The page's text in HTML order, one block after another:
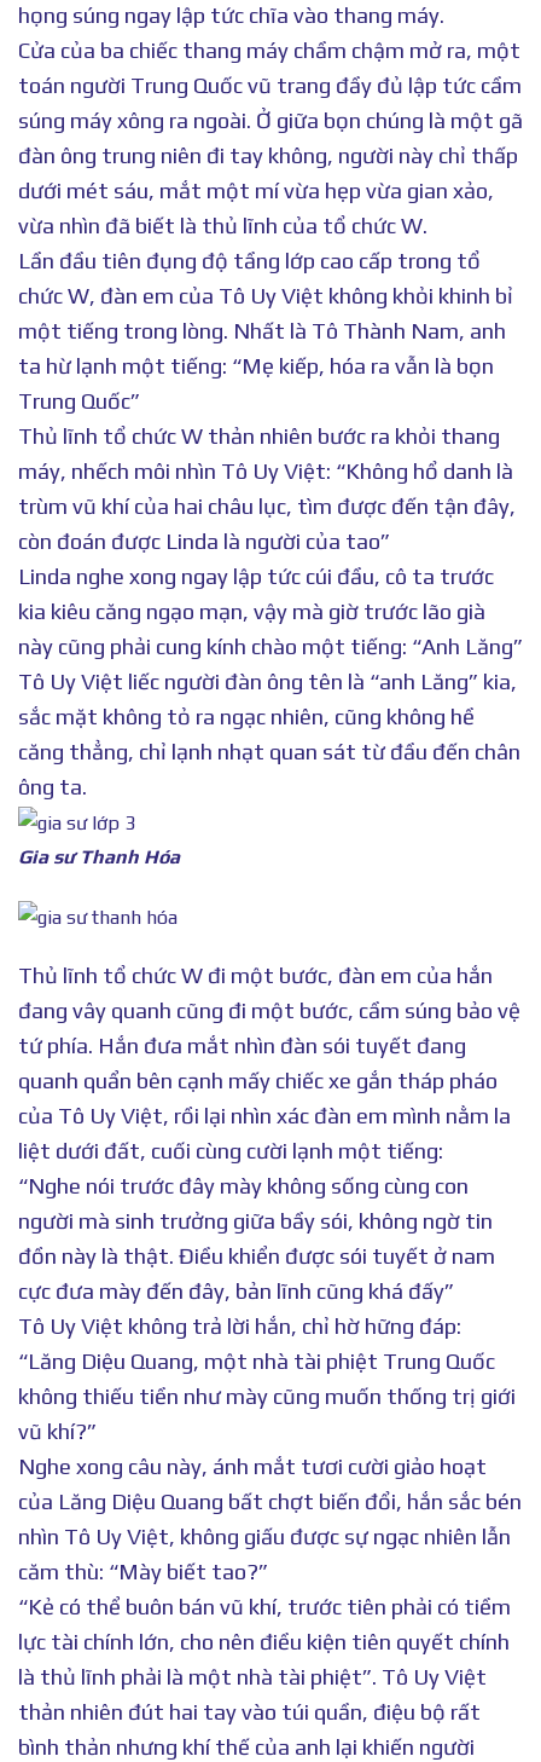
họng súng ngay lập tức chĩa vào thang máy.
Cửa của ba chiếc thang máy chầm chậm mở ra, một
toán người Trung Quốc vũ trang đầy đủ lập tức cầm
súng máy xông ra ngoài. Ở giữa bọn chúng là một gã
đàn ông trung niên đi tay không, người này chỉ thấp
dưới mét sáu, mắt một mí vừa hẹp vừa gian xảo,
vừa nhìn đã biết là thủ lĩnh của tổ chức W.
Lần đầu tiên đụng độ tầng lớp cao cấp trong tổ
chức W, đàn em của Tô Uy Việt không khỏi khinh bỉ
một tiếng trong lòng. Nhất là Tô Thành Nam, anh
ta hừ lạnh một tiếng: “Mẹ kiếp, hóa ra vẫn là bọn
Trung Quốc”
Thủ lĩnh tổ chức W thản nhiên bước ra khỏi thang
máy, nhếch môi nhìn Tô Uy Việt: “Không hổ danh là
trùm vũ khí của hai châu lục, tìm được đến tận đây,
còn đoán được Linda là người của tao”
Linda nghe xong ngay lập tức cúi đầu, cô ta trước
kia kiêu căng ngạo mạn, vậy mà giờ trước lão già
này cũng phải cung kính chào một tiếng: “Anh Lăng”
Tô Uy Việt liếc người đàn ông tên là “anh Lăng” kia,
sắc mặt không tỏ ra ngạc nhiên, cũng không hề
căng thẳng, chỉ lạnh nhạt quan sát từ đầu đến chân
ông ta.
Gia sư Thanh Hóa
Thủ lĩnh tổ chức W đi một bước, đàn em của hắn
đang vây quanh cũng đi một bước, cầm súng bảo vệ
tứ phía. Hắn đưa mắt nhìn đàn sói tuyết đang
quanh quẩn bên cạnh mấy chiếc xe gắn tháp pháo
của Tô Uy Việt, rồi lại nhìn xác đàn em mình nằm la
liệt dưới đất, cuối cùng cười lạnh một tiếng:
“Nghe nói trước đây mày không sống cùng con
người mà sinh trưởng giữa bầy sói, không ngờ tin
đồn này là thật. Điều khiển được sói tuyết ở nam
cực đưa mày đến đây, bản lĩnh cũng khá đấy”
Tô Uy Việt không trả lời hắn, chỉ hờ hững đáp:
“Lăng Diệu Quang, một nhà tài phiệt Trung Quốc
không thiếu tiền như mày cũng muốn thống trị giới
vũ khí?”
Nghe xong câu này, ánh mắt tươi cười giảo hoạt
của Lăng Diệu Quang bất chợt biến đổi, hắn sắc bén
nhìn Tô Uy Việt, không giấu được sự ngạc nhiên lẫn
căm thù: “Mày biết tao?”
“Kẻ có thể buôn bán vũ khí, trước tiên phải có tiềm
lực tài chính lớn, cho nên điều kiện tiên quyết chính
là thủ lĩnh phải là một nhà tài phiệt”. Tô Uy Việt
thản nhiên đút hai tay vào túi quần, điệu bộ rất
bình thản nhưng khí thế của anh lại khiến người